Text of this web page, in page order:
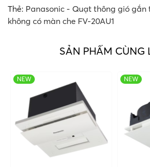
Thẻ: Panasonic - Quạt thông gió gắn
không có màn che FV-20AU1
SẢN PHẨM CÙNG
NEW NEW